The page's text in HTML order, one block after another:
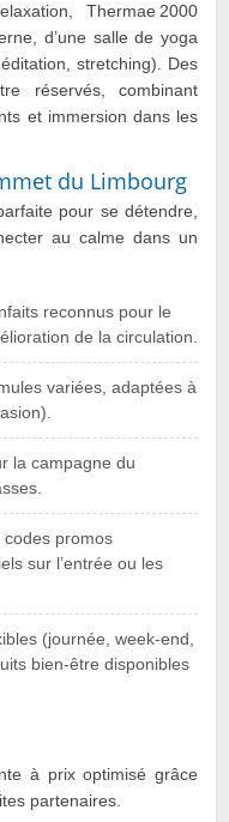
Thermae 2000
d’une salle de yoga
stretching). Des
réservés, combinant
et immersion dans les
du Limbourg
pour se détendre,
au calme dans un
reconnus pour le
de la circulation.
variées, adaptées à
la campagne du
codes promos
sur l’entrée ou les
(journée, week-end,
bien-être disponibles
à prix optimisé grâce
partenaires.